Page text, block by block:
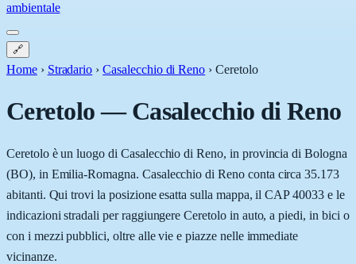
ambientale
🔗
Home › Stradario › Casalecchio di Reno ›Ceretolo
Ceretolo—Casalecchio di Reno
Ceretolo è un luogo di Casalecchio di Reno, in provincia di Bologna
(BO), in Emilia-Romagna. Casalecchio di Reno conta circa 35.173
abitanti. Qui trovi la posizione esatta sulla mappa, il CAP 40033 e le
indicazioni stradali per raggiungere Ceretolo in auto, a piedi, in bici o
con i mezzi pubblici, oltre alle vie e piazze nelle immediate
vicinanze.